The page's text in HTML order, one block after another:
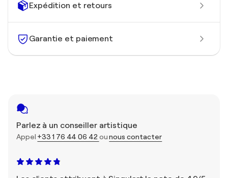
Expédition et retours
Garantie et paiement
Parlez à un conseiller artistique
Appel +33 1 76 44 06 42ounous contacter